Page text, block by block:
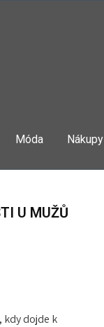
Móda Nákupy
U MUŽŮ
kdy dojde k